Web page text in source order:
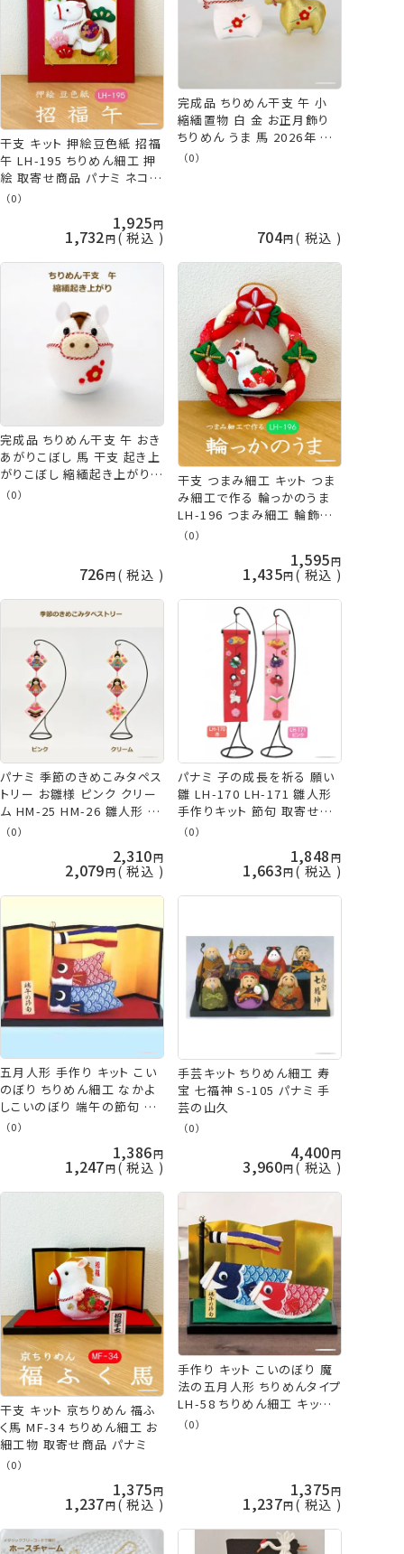
干支 キット 押絵豆色紙 招福
午 LH-195 ちりめん細工 押
絵 取寄せ商品 パナミ ネコポ
ス可
（0）
1,925
1,732 税込
完成品 ちりめん干支 午 小
縮緬置物 白 金 お正月飾り
ちりめん うま 馬 2026年 十
二支 縁起物 ぬいぐるみ ネコ
（0）
704 税込
完成品 ちりめん干支 午 おき
あがりこぼし 馬 干支 起き上
がりこぼし 縮緬起き上がり
白 お正月飾り ちりめん うま
（0）
726 税込
干支 つまみ細工 キット つま
み細工で作る 輪っかのうま
LH-196 つまみ細工 輪飾り
干支キット 取寄せ商品 パナ
（0）
1,595
1,435 税込
パナミ 季節のきめこみタペス
トリー お雛様 ピンク クリー
ム HM-25 HM-26 雛人形 手
作りキット 節句 取寄せ商品
（0）
2,310
2,079 税込
パナミ 子の成長を祈る 願い
雛 LH-170 LH-171 雛人形
手作りキット 節句 取寄せ商
品 手芸の山久
（0）
1,848
1,663 税込
五月人形 手作り キット こい
のぼり ちりめん細工 なかよ
しこいのぼり 端午の節句 パ
ナミ 手芸の山久
（0）
1,386
1,247 税込
手芸キット ちりめん細工 寿
宝 七福神 S-105 パナミ 手
芸の山久
（0）
4,400
3,960 税込
干支 キット 京ちりめん 福ふ
く馬 MF-34 ちりめん細工 お
細工物 取寄せ商品 パナミ
（0）
1,375
1,237 税込
手作り キット こいのぼり 魔
法の五月人形 ちりめんタイプ
LH-58 ちりめん細工 キット
鯉のぼり 手芸の山久
（0）
1,375
1,237 税込